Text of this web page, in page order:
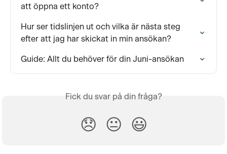
att öppna ett konto?
Hur ser tidslinjen ut och vilka är nästa steg
efter att jag har skickat in min ansökan?
Guide: Allt du behöver för din Juni-ansökan
Fick du svar på din fråga?
😞 😐 😃